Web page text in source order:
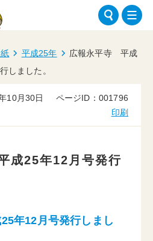
平成25年
広報永平寺 平成
しました。
10月30日
ページID：001796
印刷
成25年12月号発行
年12月号発行しまし